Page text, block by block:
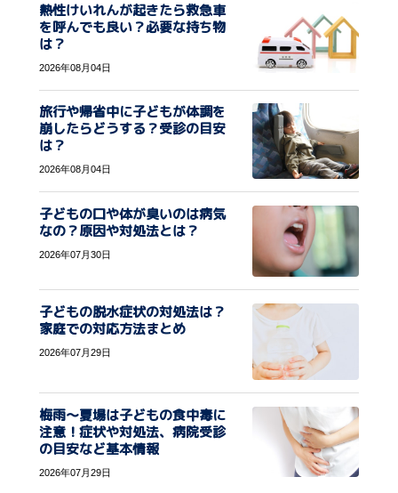
熱性けいれんが起きたら救急車
を呼んでも良い？必要な持ち物
は？
2026年08月04日
旅行や帰省中に子どもが体調を
崩したらどうする？受診の目安
は？
2026年08月04日
子どもの口や体が臭いのは病気
なの？原因や対処法とは？
2026年07月30日
子どもの脱水症状の対処法は？
家庭での対応方法まとめ
2026年07月29日
梅雨〜夏場は子どもの食中毒に
注意！症状や対処法、病院受診
の目安など基本情報
2026年07月29日